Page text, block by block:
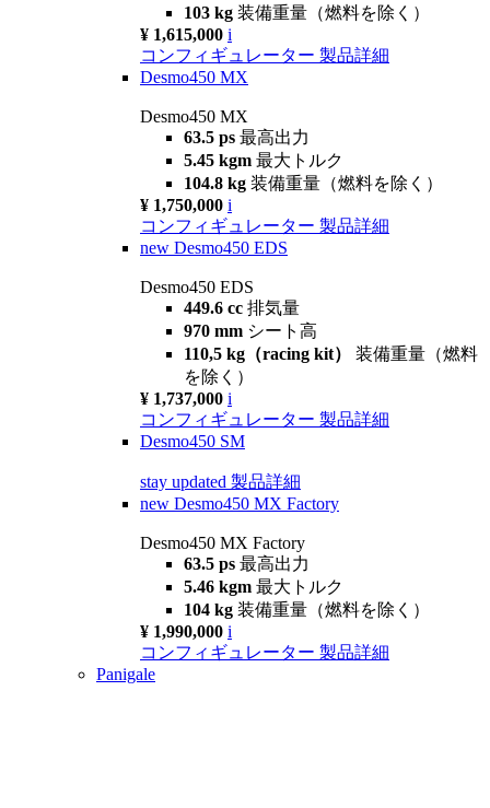
103 kg 装備重量（燃料を除く）
¥ 1,615,000 i
コンフィギュレーター 製品詳細
Desmo450 MX
Desmo450 MX
63.5 ps 最高出力
5.45 kgm 最大トルク
104.8 kg 装備重量（燃料を除く）
¥ 1,750,000 i
コンフィギュレーター 製品詳細
new Desmo450 EDS
Desmo450 EDS
449.6 cc 排気量
970 mm シート高
110,5 kg（racing kit） 装備重量（燃料
を除く）
¥ 1,737,000 i
コンフィギュレーター 製品詳細
Desmo450 SM
stay updated 製品詳細
new Desmo450 MX Factory
Desmo450 MX Factory
63.5 ps 最高出力
5.46 kgm 最大トルク
104 kg 装備重量（燃料を除く）
¥ 1,990,000 i
コンフィギュレーター 製品詳細
Panigale